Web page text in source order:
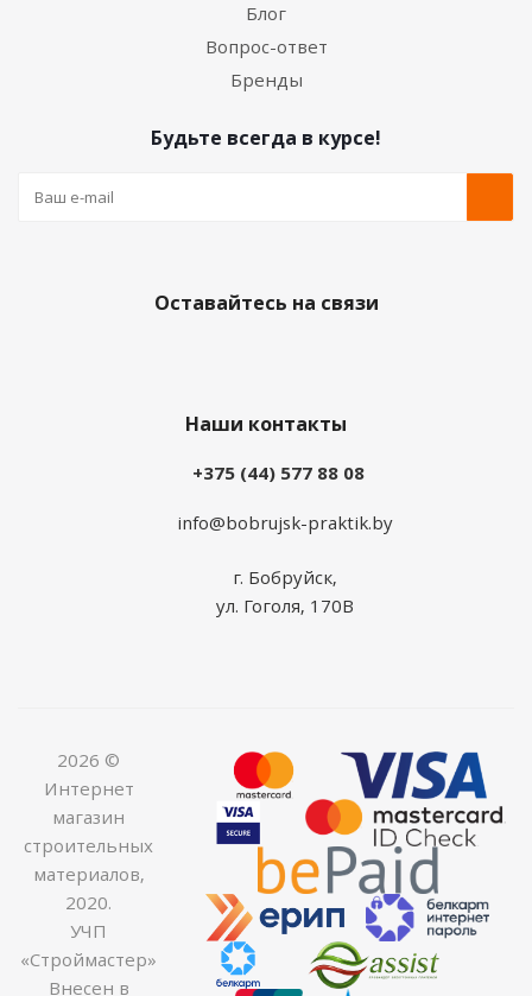
Блог
Вопрос-ответ
Бренды
Будьте всегда в курсе!
Оставайтесь на связи
Наши контакты
+375 (44) 577 88 08
info@bobrujsk-praktik.by
г. Бобруйск,
ул. Гоголя, 170В
2026 ©
Интернет
магазин
строительных
материалов,
2020.
УЧП
«Строймастер»
Внесен в